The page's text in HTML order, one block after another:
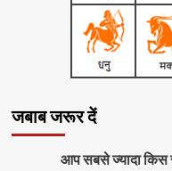
जबाब जरूर दें
आप सबसे ज्यादा किस